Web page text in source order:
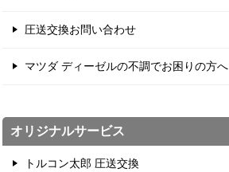
圧送交換お問い合わせ
マツダ ディーゼルの不調でお困りの方へ
オリジナルサービス
トルコン太郎 圧送交換